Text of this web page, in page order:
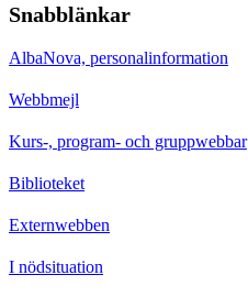
Snabblänkar
AlbaNova, personalinformation
Webbmejl
Kurs-, program- och gruppwebbar
Biblioteket
Externwebben
I nödsituation